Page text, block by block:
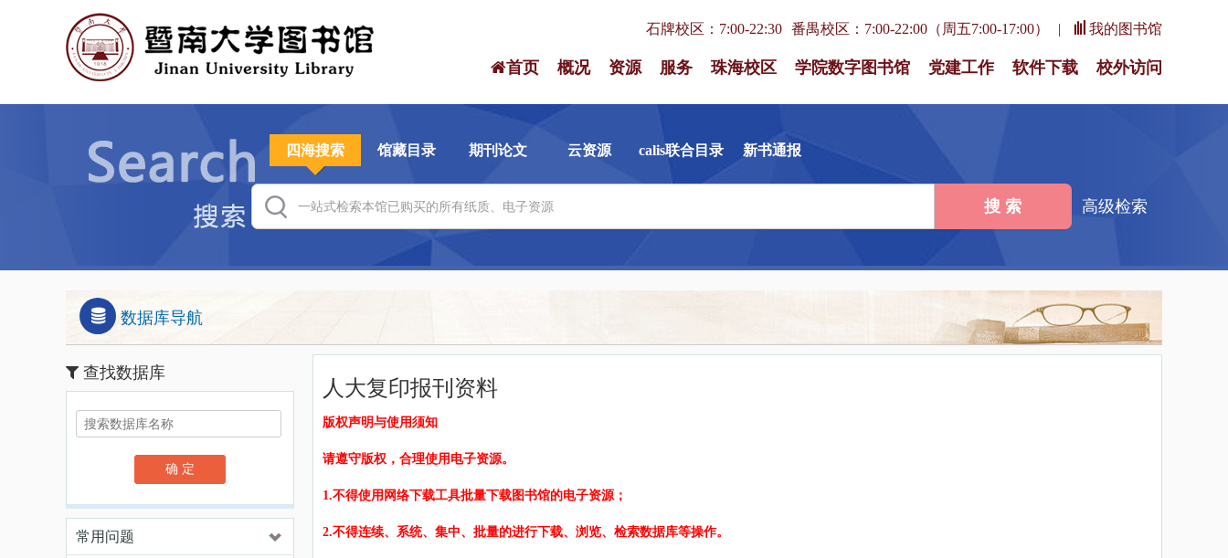
石牌校区：7:00-22:30 番禺校区：7:00-22:00（周五7:00-17:00） 我的图书馆
首页 概况 资源 服务 珠海校区 学院数字图书馆 党建工作 软件下载 校外访问
四海搜索 馆藏目录 期刊论文 云资源 calis联合目录 新书通报
搜 索 高级检索
数据库导航
查找数据库
确 定
常用问题
人大复印报刊资料
版权声明与使用须知
请遵守版权，合理使用电子资源。
1.不得使用网络下载工具批量下载图书馆的电子资源；
2.不得连续、系统、集中、批量的进行下载、浏览、检索数据库等操作。